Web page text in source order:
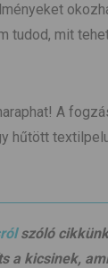
tudod, mit
A
hűtött
szóló
a kicsinek,